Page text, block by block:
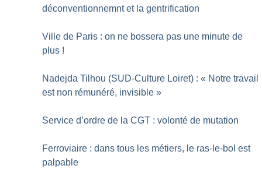
déconventionnemnt et la gentrification
Ville de Paris : on ne bossera pas une minute de
plus !
Nadejda Tilhou (SUD-Culture Loiret) : « Notre travail
est non rémunéré, invisible »
Service d’ordre de la CGT : volonté de mutation
Ferroviaire : dans tous les métiers, le ras-le-bol est
palpable